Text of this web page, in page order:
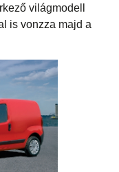
világmodell
is vonzza majd a